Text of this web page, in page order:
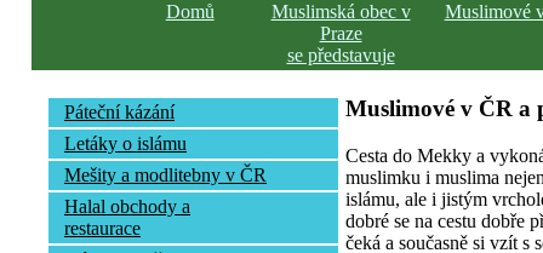
Domů
Muslimská obec v
Praze
se představuje
Muslimové
Páteční kázání
Letáky o islámu
Mešity a modlitebny v ČR
Halal obchody a
restaurace
Muslimové v ČR
Cesta do Mekky a
muslimku i muslima
islámu, ale i jistým
dobré se na cestu dobře
čeká a současně si vzít s